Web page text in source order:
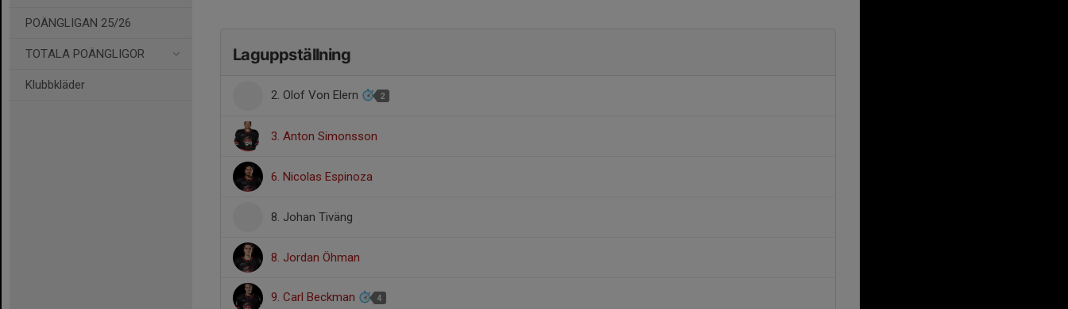
POÄNGLIGAN 25/26
TOTALA POÄNGLIGOR
Klubbkläder
Laguppställning
2. Olof Von Elern 2
3. Anton Simonsson
6. Nicolas Espinoza
8. Johan Tiväng
8. Jordan Öhman
9. Carl Beckman 4